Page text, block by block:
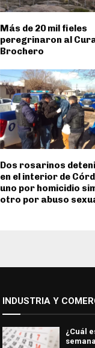
Más de 20 mil fieles
peregrinaron al
Brochero
Dos rosarinos
en el interior de
uno por homicidio
otro por abuso
INDUSTRIA Y
¿Cuál